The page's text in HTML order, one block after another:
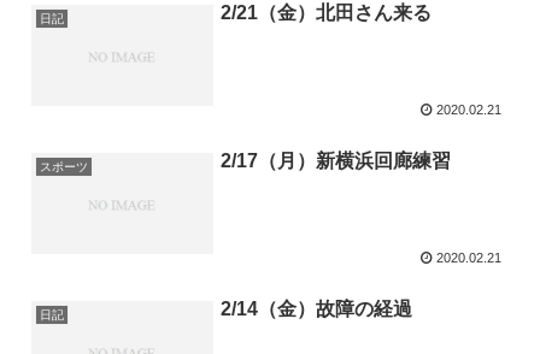
日記 2/21（金）北田さん来る
2020.02.21
スポーツ 2/17（月）新横浜回廊練習
2020.02.21
日記 2/14（金）故障の経過